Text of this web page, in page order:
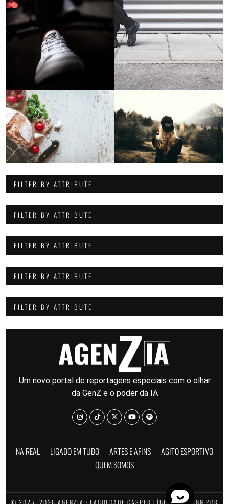
FILTER BY ATTRIBUTE
FILTER BY ATTRIBUTE
FILTER BY ATTRIBUTE
FILTER BY ATTRIBUTE
FILTER BY ATTRIBUTE
Um novo portal de reportagens especiais com o olhar
da GenZ e o poder da IA
NA REAL LIGADO EM TUDO ARTES E AFINS
AGITO ESPORTIVO
QUEM SOMOS
© 2025–2026 AGENZIA · FACULDADE CÁSPER LÍBERO · DESIGN POR